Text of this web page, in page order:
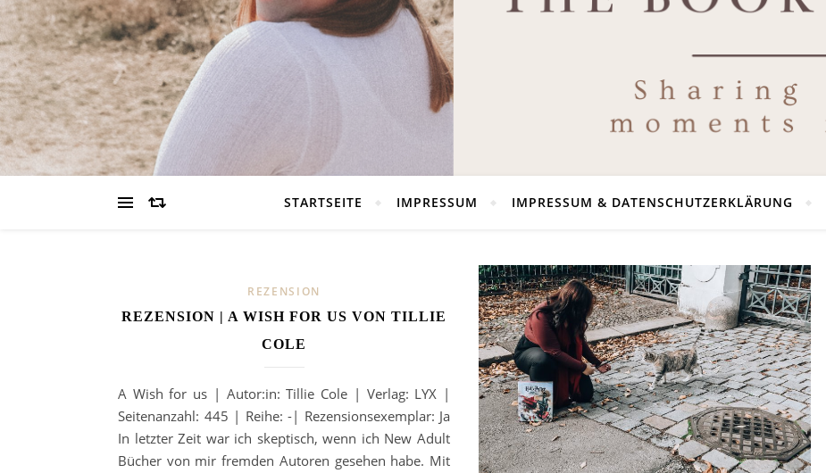
STARTSEITE IMPRESSUM IMPRESSUM & DATENSCHUTZERKLÄRUNG
REZENSION
REZENSION | A WISH FOR US VON TILLIE
COLE
A Wish for us | Autor:in: Tillie Cole | Verlag: LYX |
Seitenanzahl: 445 | Reihe: -| Rezensionsexemplar: Ja
In letzter Zeit war ich skeptisch, wenn ich New Adult
Bücher von mir fremden Autoren gesehen habe. Mit